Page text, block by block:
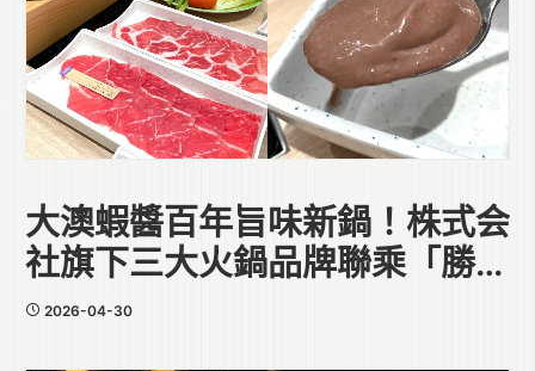
大澳蝦醬百年旨味新鍋！株式会
社旗下三大火鍋品牌聯乘「勝利
香蝦廠」
2026-04-30